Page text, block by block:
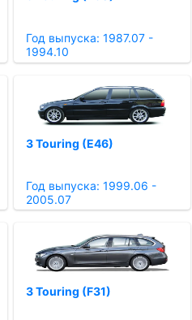
Год выпуска: 1987.07 -
1994.10
3 Touring (E46)
Год выпуска: 1999.06 -
2005.07
3 Touring (F31)